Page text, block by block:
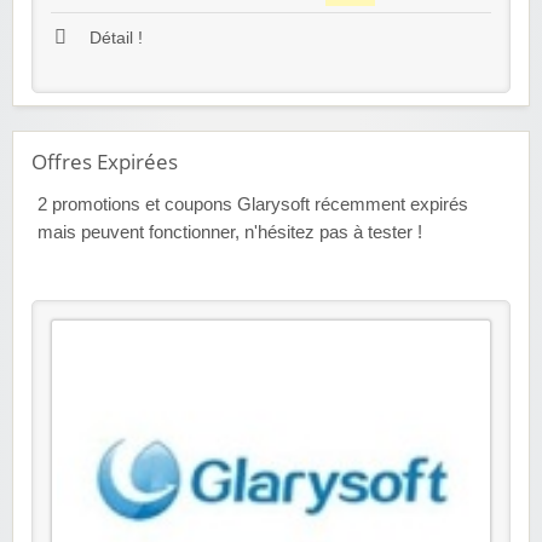
Détail !
Offres Expirées
2 promotions et coupons Glarysoft récemment expirés
mais peuvent fonctionner, n'hésitez pas à tester !